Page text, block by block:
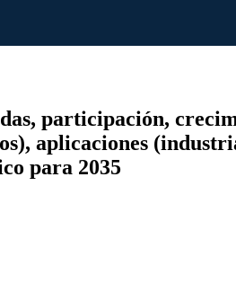
participación,
aplicaciones
para 2035